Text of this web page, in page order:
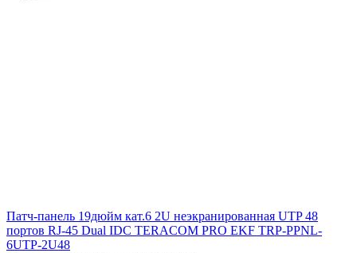
Патч-панель 19дюйм кат.6 2U неэкранированная UTP 48
портов RJ-45 Dual IDC TERACOM PRO EKF TRP-PPNL-
6UTP-2U48